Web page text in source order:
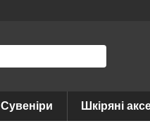
Сувеніри Шкіряні